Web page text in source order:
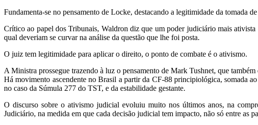
Fundamenta-se no pensamento de Locke, destacando a legitimidade da tomada
Crítico ao papel dos Tribunais, Waldron diz que um poder judiciário mais
qual deveriam se curvar na análise da questão que lhe foi posta.
O juiz tem legitimidade para aplicar o direito, o ponto de combate é o ativismo.
A Ministra prossegue trazendo à luz o pensamento de Mark Tushnet, que
Há movimento ascendente no Brasil a partir da CF-88 principiológica, somada
no caso da Súmula 277 do TST, e da estabilidade gestante.
O discurso sobre o ativismo judicial evoluiu muito nos últimos anos, na
Judiciário, na medida em que cada decisão judicial tem impacto, não só entre as